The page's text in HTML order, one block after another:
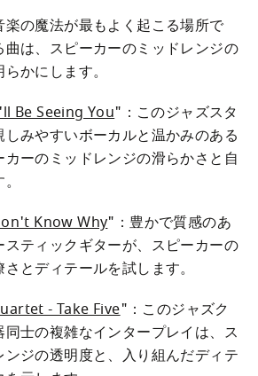
楽の魔法が最もよく起こる場所で
は、スピーカーのミッドレンジの
かにします。
Be Seeing You"：このジャズスタ
みやすいボーカルと温かみのある
ーのミッドレンジの滑らかさと自
Know Why"：豊かで質感のあ
スティックギターが、スピーカーの
とディテールを試します。
- Take Five"：このジャズク
士の複雑なインタープレイは、ス
ンジの透明度と、入り組んだディテ